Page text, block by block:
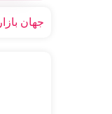
جهان بازار